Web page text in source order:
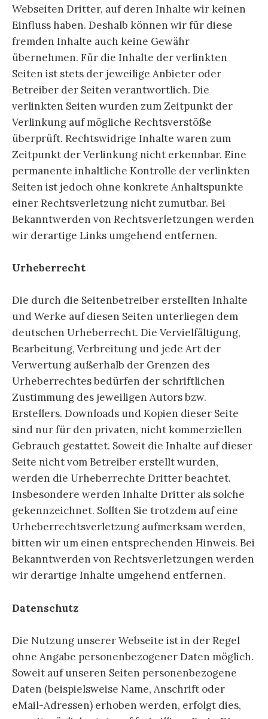
Webseiten Dritter, auf deren Inhalte wir keinen
Einfluss haben. Deshalb können wir für diese
fremden Inhalte auch keine Gewähr
übernehmen. Für die Inhalte der verlinkten
Seiten ist stets der jeweilige Anbieter oder
Betreiber der Seiten verantwortlich. Die
verlinkten Seiten wurden zum Zeitpunkt der
Verlinkung auf mögliche Rechtsverstöße
überprüft. Rechtswidrige Inhalte waren zum
Zeitpunkt der Verlinkung nicht erkennbar. Eine
permanente inhaltliche Kontrolle der verlinkten
Seiten ist jedoch ohne konkrete Anhaltspunkte
einer Rechtsverletzung nicht zumutbar. Bei
Bekanntwerden von Rechtsverletzungen werden
wir derartige Links umgehend entfernen.
Urheberrecht
Die durch die Seitenbetreiber erstellten Inhalte
und Werke auf diesen Seiten unterliegen dem
deutschen Urheberrecht. Die Vervielfältigung,
Bearbeitung, Verbreitung und jede Art der
Verwertung außerhalb der Grenzen des
Urheberrechtes bedürfen der schriftlichen
Zustimmung des jeweiligen Autors bzw.
Erstellers. Downloads und Kopien dieser Seite
sind nur für den privaten, nicht kommerziellen
Gebrauch gestattet. Soweit die Inhalte auf dieser
Seite nicht vom Betreiber erstellt wurden,
werden die Urheberrechte Dritter beachtet.
Insbesondere werden Inhalte Dritter als solche
gekennzeichnet. Sollten Sie trotzdem auf eine
Urheberrechtsverletzung aufmerksam werden,
bitten wir um einen entsprechenden Hinweis. Bei
Bekanntwerden von Rechtsverletzungen werden
wir derartige Inhalte umgehend entfernen.
Datenschutz
Die Nutzung unserer Webseite ist in der Regel
ohne Angabe personenbezogener Daten möglich.
Soweit auf unseren Seiten personenbezogene
Daten (beispielsweise Name, Anschrift oder
eMail-Adressen) erhoben werden, erfolgt dies,